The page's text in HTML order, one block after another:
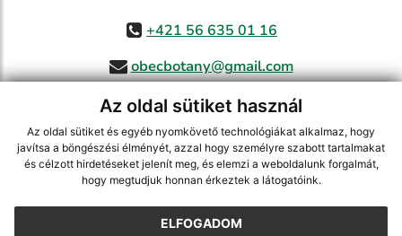
Az oldal sütiket használ
Az oldal sütiket és egyéb nyomkövető technológiákat alkalmaz, hogy
javítsa a böngészési élményét, azzal hogy személyre szabott tartalmakat
és célzott hirdetéseket jelenít meg, és elemzi a weboldalunk forgalmát,
hogy megtudjuk honnan érkeztek a látogatóink.
ELFOGADOM
+421 56 635 01 16
obecbotany@gmail.com
jusson a legfrissebb információkhoz az RSS csatornánkon keresztűl,
ECHELON 2 tartalomkezelő rendszer,Honlap térkép,Internetes portál
webex.digital, s.r.o.,doménnevek ,doménnév regisztráció